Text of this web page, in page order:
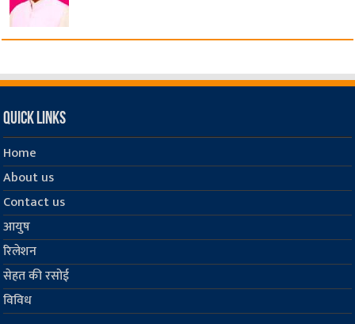
Quick Links
Home
About us
Contact us
आयुष
रिलेशन
सेहत की रसोई
विविध